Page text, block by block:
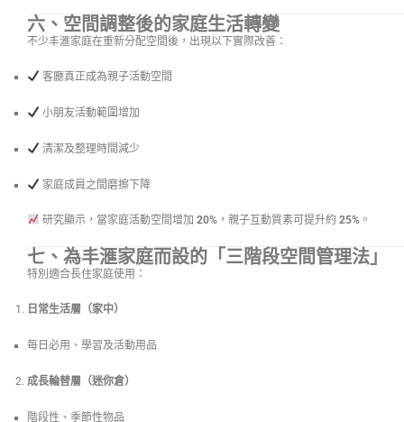
六、空間調整後的家庭生活轉變
不少丰滙家庭在重新分配空間後，出現以下實際改善：
客廳真正成為親子活動空間
小朋友活動範圍增加
清潔及整理時間減少
家庭成員之間磨擦下降
研究顯示，當家庭活動空間增加 20%，親子互動質素可提升約 25%。
七、為丰滙家庭而設的「三階段空間管理法」
特別適合長住家庭使用：
日常生活層（家中）
每日必用、學習及活動用品
成長輪替層（迷你倉）
階段性、季節性物品